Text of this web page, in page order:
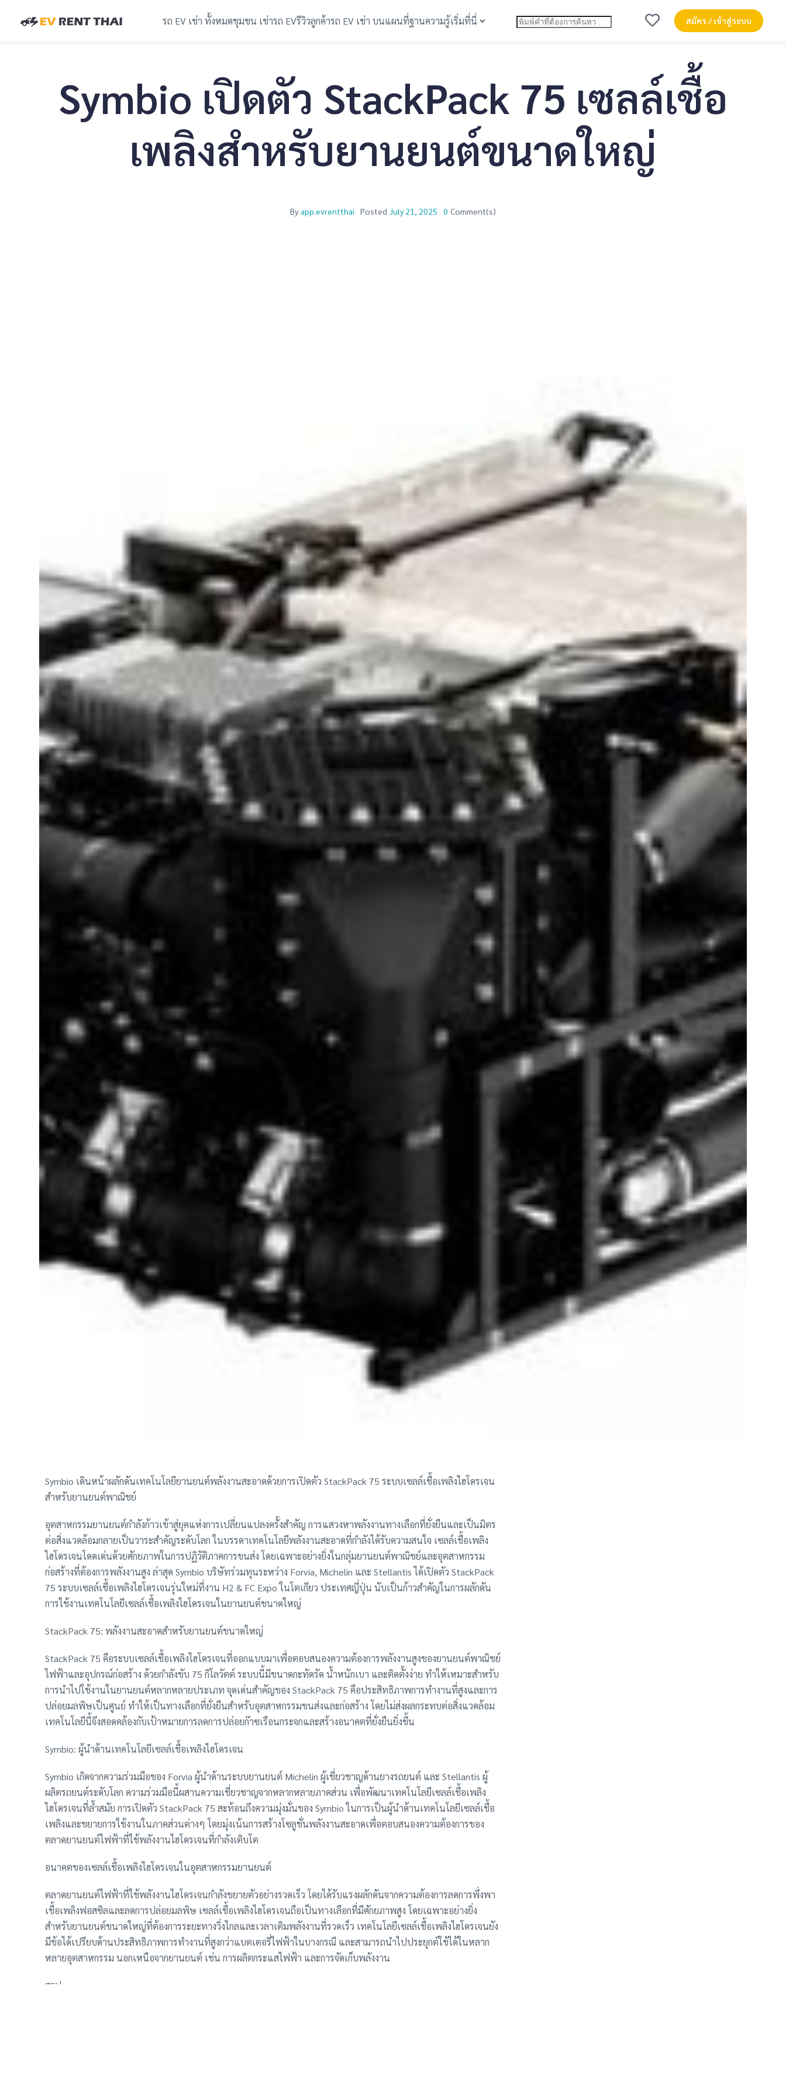
รถ EV เช่า ทั้งหมดชุมชน เช่ารถ EVรีวิวลูกค้ารถ EV เช่า บนแผนที่ฐานความรู้เริ่มที่นี่ สมัคร / เข้าสู่ระบบ
Symbio เปิดตัว StackPack 75 เซลล์เชื้อ
เพลิงสำหรับยานยนต์ขนาดใหญ่
By app.evrentthai Posted July 21, 2025 0 Comment(s)
Symbio เดินหน้าผลักดันเทคโนโลยียานยนต์พลังงานสะอาดด้วยการเปิดตัว StackPack 75 ระบบเซลล์เชื้อเพลิงไฮโดรเจน
สำหรับยานยนต์พาณิชย์
อุตสาหกรรมยานยนต์กำลังก้าวเข้าสู่ยุคแห่งการเปลี่ยนแปลงครั้งสำคัญ การแสวงหาพลังงานทางเลือกที่ยั่งยืนและเป็นมิตร
ต่อสิ่งแวดล้อมกลายเป็นวาระสำคัญระดับโลก ในบรรดาเทคโนโลยีพลังงานสะอาดที่กำลังได้รับความสนใจ เซลล์เชื้อเพลิง
ไฮโดรเจนโดดเด่นด้วยศักยภาพในการปฏิวัติภาคการขนส่ง โดยเฉพาะอย่างยิ่งในกลุ่มยานยนต์พาณิชย์และอุตสาหกรรม
ก่อสร้างที่ต้องการพลังงานสูง ล่าสุด Symbio บริษัทร่วมทุนระหว่าง Forvia, Michelin และ Stellantis ได้เปิดตัว StackPack
75 ระบบเซลล์เชื้อเพลิงไฮโดรเจนรุ่นใหม่ที่งาน H2 & FC Expo ในโตเกียว ประเทศญี่ปุ่น นับเป็นก้าวสำคัญในการผลักดัน
การใช้งานเทคโนโลยีเซลล์เชื้อเพลิงไฮโดรเจนในยานยนต์ขนาดใหญ่
StackPack 75: พลังงานสะอาดสำหรับยานยนต์ขนาดใหญ่
StackPack 75 คือระบบเซลล์เชื้อเพลิงไฮโดรเจนที่ออกแบบมาเพื่อตอบสนองความต้องการพลังงานสูงของยานยนต์พาณิชย์
ไฟฟ้าและอุปกรณ์ก่อสร้าง ด้วยกำลังขับ 75 กิโลวัตต์ ระบบนี้มีขนาดกะทัดรัด น้ำหนักเบา และติดตั้งง่าย ทำให้เหมาะสำหรับ
การนำไปใช้งานในยานยนต์หลากหลายประเภท จุดเด่นสำคัญของ StackPack 75 คือประสิทธิภาพการทำงานที่สูงและการ
ปล่อยมลพิษเป็นศูนย์ ทำให้เป็นทางเลือกที่ยั่งยืนสำหรับอุตสาหกรรมขนส่งและก่อสร้าง โดยไม่ส่งผลกระทบต่อสิ่งแวดล้อม
เทคโนโลยีนี้จึงสอดคล้องกับเป้าหมายการลดการปล่อยก๊าซเรือนกระจกและสร้างอนาคตที่ยั่งยืนยิ่งขึ้น
Symbio: ผู้นำด้านเทคโนโลยีเซลล์เชื้อเพลิงไฮโดรเจน
Symbio เกิดจากความร่วมมือของ Forvia ผู้นำด้านระบบยานยนต์ Michelin ผู้เชี่ยวชาญด้านยางรถยนต์ และ Stellantis ผู้
ผลิตรถยนต์ระดับโลก ความร่วมมือนี้ผสานความเชี่ยวชาญจากหลากหลายภาคส่วน เพื่อพัฒนาเทคโนโลยีเซลล์เชื้อเพลิง
ไฮโดรเจนที่ล้ำสมัย การเปิดตัว StackPack 75 สะท้อนถึงความมุ่งมั่นของ Symbio ในการเป็นผู้นำด้านเทคโนโลยีเซลล์เชื้อ
เพลิงและขยายการใช้งานในภาคส่วนต่างๆ โดยมุ่งเน้นการสร้างโซลูชั่นพลังงานสะอาดเพื่อตอบสนองความต้องการของ
ตลาดยานยนต์ไฟฟ้าที่ใช้พลังงานไฮโดรเจนที่กำลังเติบโต
อนาคตของเซลล์เชื้อเพลิงไฮโดรเจนในอุตสาหกรรมยานยนต์
ตลาดยานยนต์ไฟฟ้าที่ใช้พลังงานไฮโดรเจนกำลังขยายตัวอย่างรวดเร็ว โดยได้รับแรงผลักดันจากความต้องการลดการพึ่งพา
เชื้อเพลิงฟอสซิลและลดการปล่อยมลพิษ เซลล์เชื้อเพลิงไฮโดรเจนถือเป็นทางเลือกที่มีศักยภาพสูง โดยเฉพาะอย่างยิ่ง
สำหรับยานยนต์ขนาดใหญ่ที่ต้องการระยะทางวิ่งไกลและเวลาเติมพลังงานที่รวดเร็ว เทคโนโลยีเซลล์เชื้อเพลิงไฮโดรเจนยัง
มีข้อได้เปรียบด้านประสิทธิภาพการทำงานที่สูงกว่าแบตเตอรี่ไฟฟ้าในบางกรณี และสามารถนำไปประยุกต์ใช้ได้ในหลาก
หลายอุตสาหกรรม นอกเหนือจากยานยนต์ เช่น การผลิตกระแสไฟฟ้า และการจัดเก็บพลังงาน
สรุป